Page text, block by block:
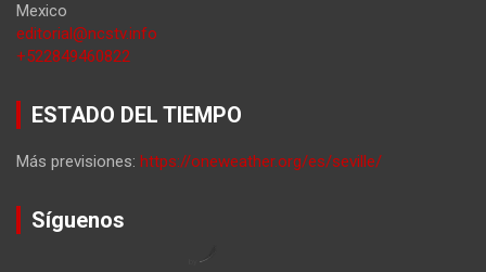
Mexico
editorial@ncstv.info
+522849460822
ESTADO DEL TIEMPO
Más previsiones: https://oneweather.org/es/seville/
Síguenos